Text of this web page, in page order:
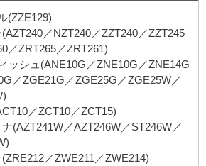
(ZZE129)
／NZT240／ZZT240／ZZT245
／ZRT265／ZRT261)
ッシュ(ANE10G／ZNE10G／ZNE14G
／ZGE21G／ZGE25G／ZGE25W／
／ZCT10／ZCT15)
(AZT241W／AZT246W／ST246W／
／ZWE211／ZWE214)